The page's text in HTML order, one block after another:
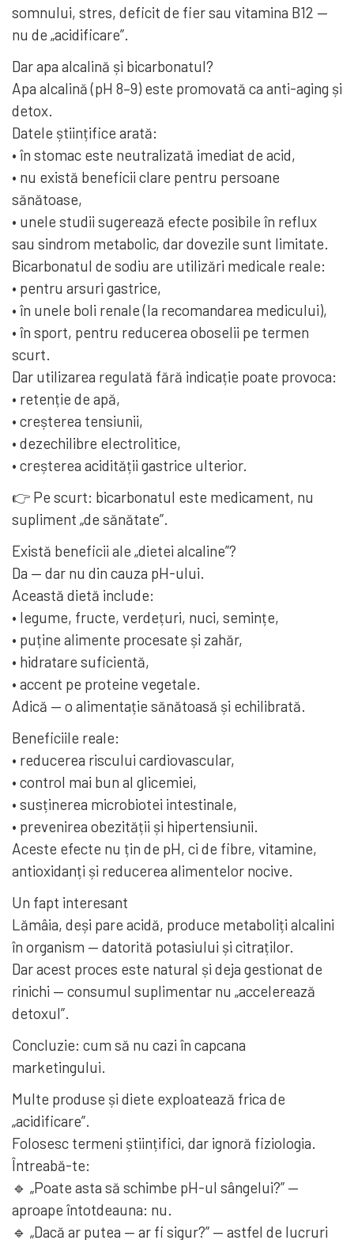
somnului, stres, deficit de fier sau vitamina B12 —
nu de „acidificare”.
Dar apa alcalină și bicarbonatul?
Apa alcalină (pH 8–9) este promovată ca anti-aging și
detox.
Datele științifice arată:
• în stomac este neutralizată imediat de acid,
• nu există beneficii clare pentru persoane
sănătoase,
• unele studii sugerează efecte posibile în reflux
sau sindrom metabolic, dar dovezile sunt limitate.
Bicarbonatul de sodiu are utilizări medicale reale:
• pentru arsuri gastrice,
• în unele boli renale (la recomandarea medicului),
• în sport, pentru reducerea oboselii pe termen
scurt.
Dar utilizarea regulată fără indicație poate provoca:
• retenție de apă,
• creșterea tensiunii,
• dezechilibre electrolitice,
• creșterea acidității gastrice ulterior.
👉 Pe scurt: bicarbonatul este medicament, nu
supliment „de sănătate”.
Există beneficii ale „dietei alcaline”?
Da — dar nu din cauza pH-ului.
Această dietă include:
• legume, fructe, verdețuri, nuci, semințe,
• puține alimente procesate și zahăr,
• hidratare suficientă,
• accent pe proteine vegetale.
Adică — o alimentație sănătoasă și echilibrată.
Beneficiile reale:
• reducerea riscului cardiovascular,
• control mai bun al glicemiei,
• susținerea microbiotei intestinale,
• prevenirea obezității și hipertensiunii.
Aceste efecte nu țin de pH, ci de fibre, vitamine,
antioxidanți și reducerea alimentelor nocive.
Un fapt interesant
Lămâia, deși pare acidă, produce metaboliți alcalini
în organism — datorită potasiului și citraților.
Dar acest proces este natural și deja gestionat de
rinichi — consumul suplimentar nu „accelerează
detoxul”.
Concluzie: cum să nu cazi în capcana
marketingului.
Multe produse și diete exploatează frica de
„acidificare”.
Folosesc termeni științifici, dar ignoră fiziologia.
Întreabă-te:
🔹 „Poate asta să schimbe pH-ul sângelui?” —
aproape întotdeauna: nu.
🔹 „Dacă ar putea — ar fi sigur?” — astfel de lucruri